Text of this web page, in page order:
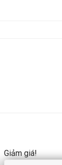
Giảm giá!